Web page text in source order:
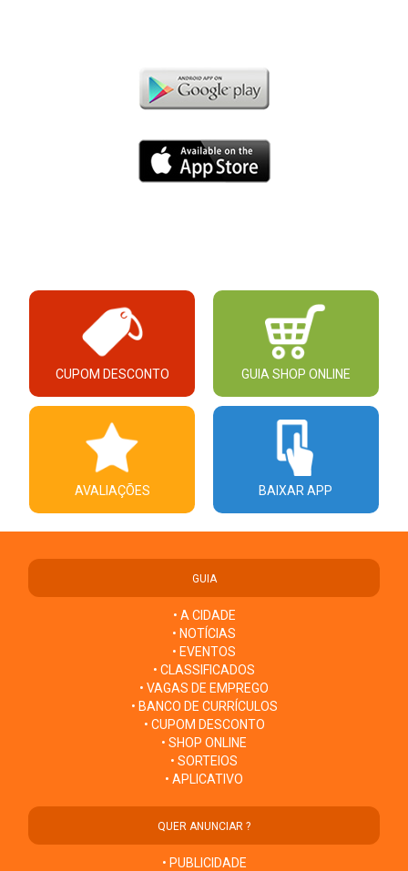
CUPOM DESCONTO GUIA SHOP ONLINE
AVALIAÇÕES BAIXAR APP
GUIA
• A CIDADE
• NOTÍCIAS
• EVENTOS
• CLASSIFICADOS
• VAGAS DE EMPREGO
• BANCO DE CURRÍCULOS
• CUPOM DESCONTO
• SHOP ONLINE
• SORTEIOS
• APLICATIVO
QUER ANUNCIAR ?
• PUBLICIDADE